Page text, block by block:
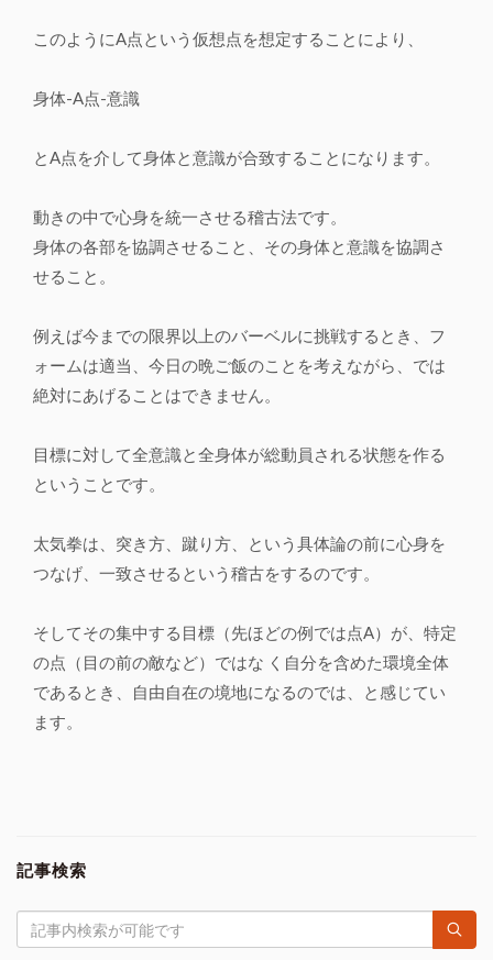
このようにA点という仮想点を想定することにより、
身体-A点-意識
とA点を介して身体と意識が合致することになります。
動きの中で心身を統一させる稽古法です。
身体の各部を協調させること、その身体と意識を協調さ
せること。
例えば今までの限界以上のバーベルに挑戦するとき、フ
ォームは適当、今日の晩ご飯のことを考えながら、では
絶対にあげることはできません。
目標に対して全意識と全身体が総動員される状態を作る
ということです。
太気拳は、突き方、蹴り方、という具体論の前に心身を
つなげ、一致させるという稽古をするのです。
そしてその集中する目標（先ほどの例では点A）が、特定
の点（目の前の敵など）ではな く自分を含めた環境全体
であるとき、自由自在の境地になるのでは、と感じてい
ます。
記事検索